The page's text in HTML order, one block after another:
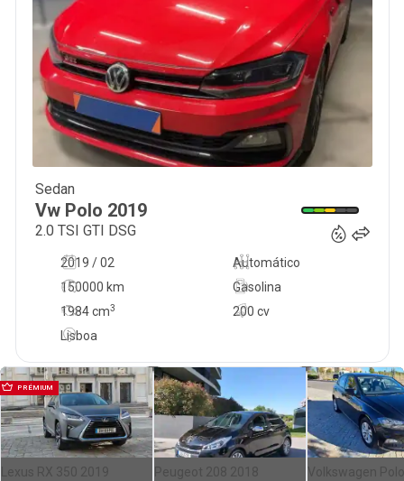
Sedan
Vw Polo 2019
2.0 TSI GTI DSG
2019 / 02
Automático
150000 km
200 cv
Gasolina
1984cm3
Lisboa
PRÉMIUM
Lexus RX 350 2019 Peugeot 208 2018 Volkswagen